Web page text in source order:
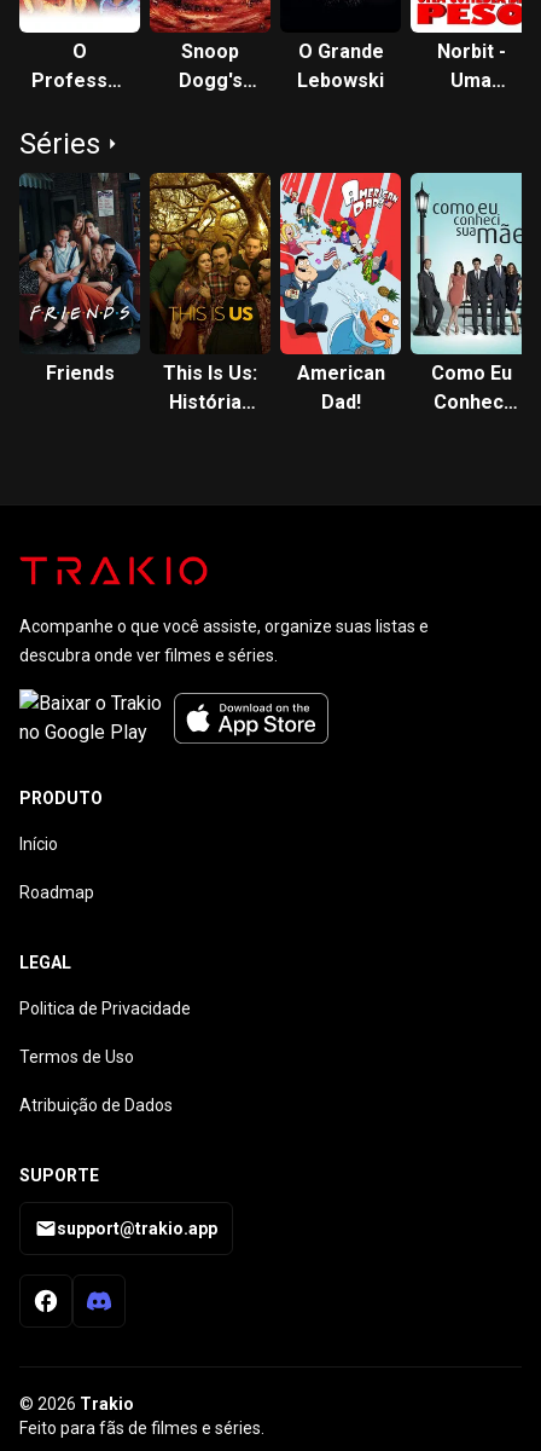
O
Professor
2: A
Família
Klump
Snoop
Dogg's
O Grande
Lebowski
Norbit -
Uma
Séries
Friends
This Is Us:
Histórias
American
Dad!
Como Eu
Conheci
Acompanhe o que você assiste, organize suas listas e
descubra onde ver filmes e séries.
PRODUTO
Início
Roadmap
LEGAL
Politica de Privacidade
Termos de Uso
Atribuição de Dados
SUPORTE
support@trakio.app
© 2026 Trakio
Feito para fãs de filmes e séries.